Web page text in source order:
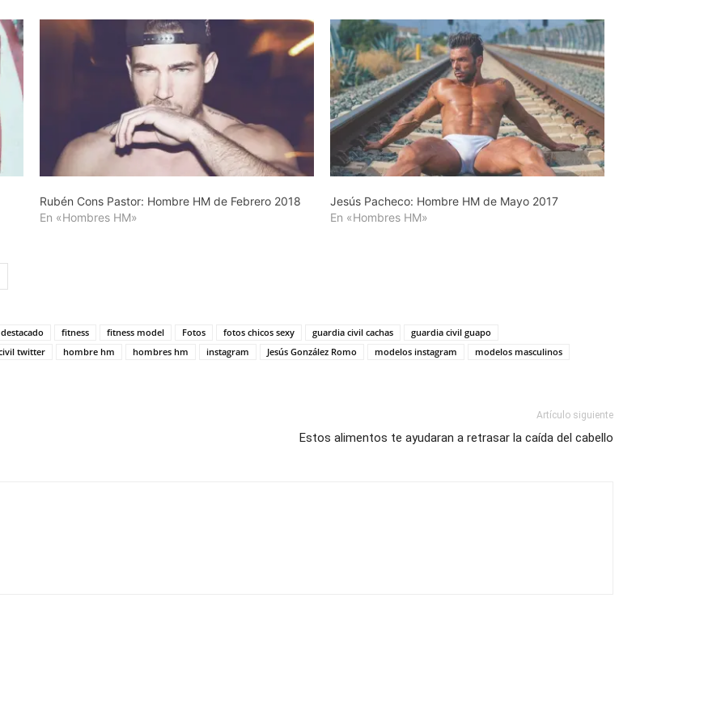
Rubén Cons Pastor: Hombre HM de Febrero 2018
En «Hombres HM»
Jesús Pacheco: Hombre HM de Mayo 2017
En «Hombres HM»
destacado fitness fitness model Fotos fotos chicos sexy guardia civil cachas
guardia civil guapo
twitter
hombre hm hombres hm instagram Jesús González Romo modelos instagram modelos masculinos
Artículo siguiente
Estos alimentos te ayudaran a retrasar la caída del cabello